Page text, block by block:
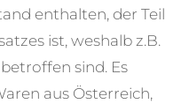
enthalten, der Teil
ist, weshalb z.B.
sind. Es
aus Österreich,